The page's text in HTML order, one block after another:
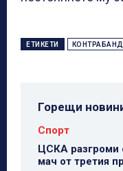
ЕТИКЕТИ
Горещи
Спорт
ЦСКА разгроми
мач от третия